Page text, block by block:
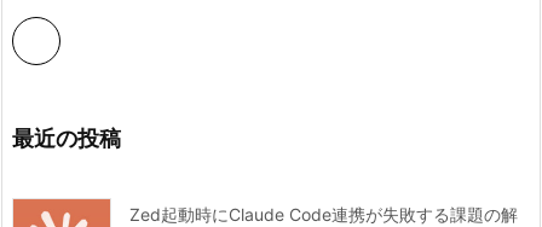
最近の投稿
Zed起動時にClaude Code連携が失敗する課題の解